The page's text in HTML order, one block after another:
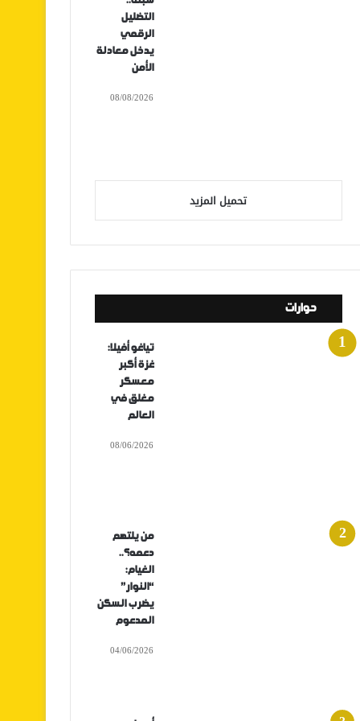
التضليل
الرقمي
يدخل معادلة
الأمن
08/08/2026
تحميل المزيد
حوارات
تياغو أفيلا:
غزة أكبر
معسكر
مغلق في
العالم
08/06/2026
من يلتهم
دعمه؟..
الغيام:
“النوار”
يضرب السكن
المدعوم
04/06/2026